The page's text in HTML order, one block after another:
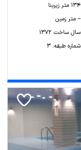
134 متر زیربنا
-- متر زمین
سال ساخت 1372
شماره طبقه: 3